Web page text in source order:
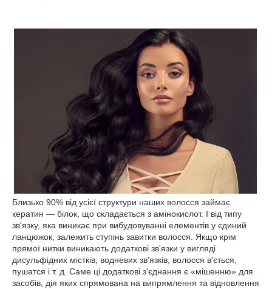
Близько 90% від усієї структури наших волосся займає
кератин — білок, що складається з амінокислот. І від типу
зв'язку, яка виникає при вибудовуванні елементів у єдиний
ланцюжок, залежить ступінь завитки волосся. Якщо крім
прямої нитки виникають додаткові зв'язки у вигляді
дисульфідних містків, водневих зв'язків, волосся в'ється,
пушатся і т. д. Саме ці додаткові з'єднання є «мішенню» для
засобів, дія яких спрямована на випрямлення та відновлення